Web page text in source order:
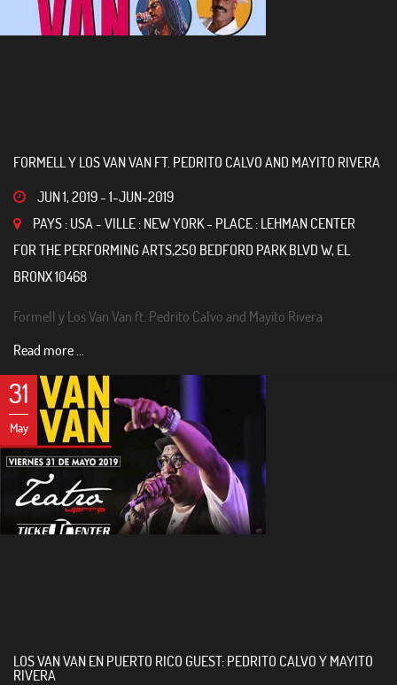
FORMELL Y LOS VAN VAN FT. PEDRITO CALVO AND MAYITO RIVERA
JUN 1, 2019-1-JUN-2019
PAYS : USA - VILLE : NEW YORK - PLACE : LEHMAN CENTER
FOR THE PERFORMING ARTS,250 BEDFORD PARK BLVD W, EL
BRONX 10468
Formell y Los Van Van ft. Pedrito Calvo and Mayito Rivera
Read more ...
31
May
LOS VAN VAN EN PUERTO RICO GUEST: PEDRITO CALVO Y MAYITO
RIVERA